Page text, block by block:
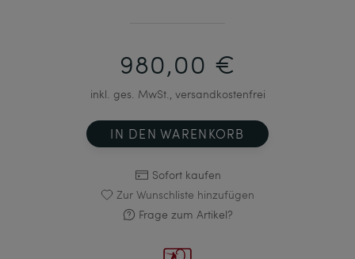
980,00 €
inkl. ges. MwSt., versandkostenfrei
IN DEN WARENKORB
Sofort kaufen
Zur Wunschliste hinzufügen
Frage zum Artikel?